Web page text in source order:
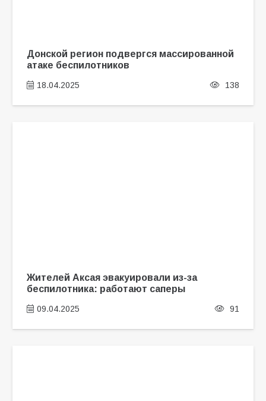
Донской регион подвергся массированной
атаке беспилотников
18.04.2025 138
Жителей Аксая эвакуировали из-за
беспилотника: работают саперы
09.04.2025 91